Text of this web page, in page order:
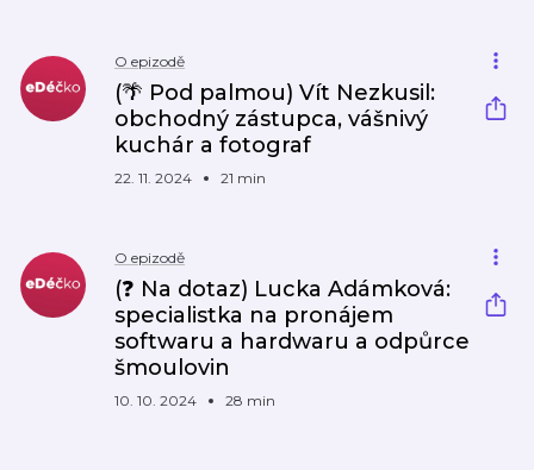
O epizodě
(🌴 Pod palmou) Vít Nezkusil:
obchodný zástupca, vášnivý
kuchár a fotograf
22. 11. 2024 21 min
O epizodě
(❓ Na dotaz) Lucka Adámková:
specialistka na pronájem
softwaru a hardwaru a odpůrce
šmoulovin
10. 10. 2024 28 min